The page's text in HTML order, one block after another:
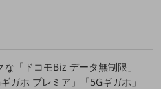
「ドコモBiz データ無制限」
ガホ プレミア」「5Gギガホ」